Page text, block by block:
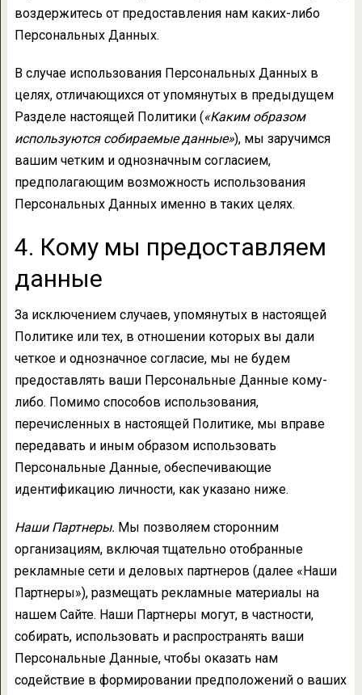
воздержитесь от предоставления нам каких-либо
Персональных Данных.
В случае использования Персональных Данных в
целях, отличающихся от упомянутых в предыдущем
Разделе настоящей Политики («Каким образом
используются собираемые данные»), мы заручимся
вашим четким и однозначным согласием,
предполагающим возможность использования
Персональных Данных именно в таких целях.
4. Кому мы предоставляем
данные
За исключением случаев, упомянутых в настоящей
Политике или тех, в отношении которых вы дали
четкое и однозначное согласие, мы не будем
предоставлять ваши Персональные Данные кому-
либо. Помимо способов использования,
перечисленных в настоящей Политике, мы вправе
передавать и иным образом использовать
Персональные Данные, обеспечивающие
идентификацию личности, как указано ниже.
Наши Партнеры. Мы позволяем сторонним
организациям, включая тщательно отобранные
рекламные сети и деловых партнеров (далее «Наши
Партнеры»), размещать рекламные материалы на
нашем Сайте. Наши Партнеры могут, в частности,
собирать, использовать и распространять ваши
Персональные Данные, чтобы оказать нам
содействие в формировании предположений о ваших